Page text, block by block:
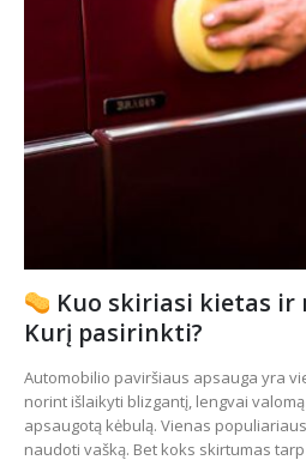
Kuo skiriasi kietas ir
Kurį pasirinkti?
Automobilio paviršiaus apsauga yra
norint išlaikyti blizgantį, lengvai
apsaugotą kėbulą. Vienas
naudoti vašką. Bet koks skirtumas